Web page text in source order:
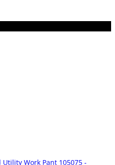
Work Pant 105075 -